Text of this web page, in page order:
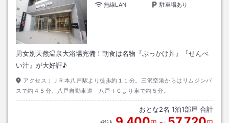
無線LAN
駐車場あり
男女別天然温泉大浴場完備！朝食は名物『ぶっかけ丼』『せんべ
い汁』が大好評♪
アクセス：
ＪＲ本八戸駅より徒歩約１１分。三沢空港からはリムジンバ
スで約４５分。八戸自動車道 八戸ＩＣより車で約５分。
おとな2名 1泊1部屋 合計